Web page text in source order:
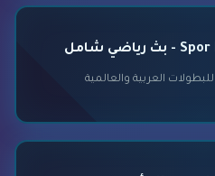
العربية والعالمية